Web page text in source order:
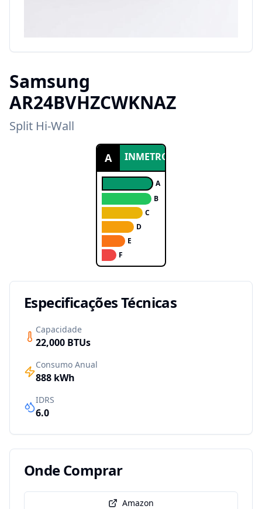
Samsung
AR24BVHZCWKNAZ
Split Hi-Wall
A INMETRO
A
B
C
D
E
F
Especificações Técnicas
Capacidade
22,000 BTUs
Consumo Anual
888 kWh
IDRS
6.0
Onde Comprar
Amazon